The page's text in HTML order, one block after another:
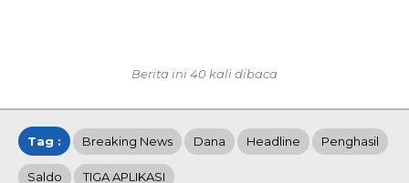
Berita ini 40 kali dibaca
Tag : Breaking News Dana Headline Penghasil
Saldo TIGA APLIKASI